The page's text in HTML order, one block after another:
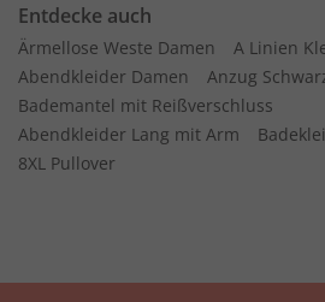
Entdecke auch
Ärmellose Weste Damen
A Linien
Abendkleider Damen
Anzug
Bademantel mit Reißverschluss
Abendkleider Lang mit Arm
8XL Pullover